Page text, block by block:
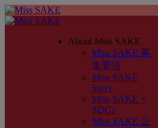
About Miss SAKE
Miss SAKE 募
集要項
Miss SAKE
Story
Miss SAKE ×
SDGs
Miss SAKE 公